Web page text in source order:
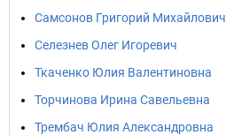
Самсонов Григорий Михайлович
Селезнев Олег Игоревич
Ткаченко Юлия Валентиновна
Торчинова Ирина Савельевна
Трембач Юлия Александровна